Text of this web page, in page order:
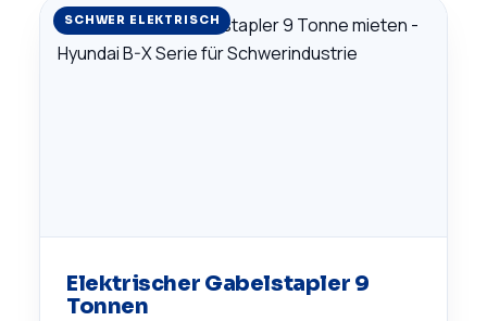
SCHWER ELEKTRISCH
Elektrischer Gabelstapler 9
Tonnen